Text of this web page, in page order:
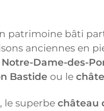
patrimoine bâti
anciennes en
Notre-Dame-des-
Bastide ou le
le superbe château